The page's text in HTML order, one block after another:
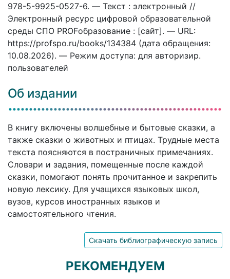
978-5-9925-0527-6. — Текст : электронный //
Электронный ресурс цифровой образовательной
среды СПО PROFобразование : [сайт]. — URL:
https://profspo.ru/books/134384 (дата обращения:
10.08.2026). — Режим доступа: для авторизир.
пользователей
Об издании
В книгу включены волшебные и бытовые сказки, а
также сказки о животных и птицах. Трудные места
текста поясняются в постраничных примечаниях.
Словари и задания, помещенные после каждой
сказки, помогают понять прочитанное и закрепить
новую лексику. Для учащихся языковых школ,
вузов, курсов иностранных языков и
самостоятельного чтения.
Скачать библиографическую запись
РЕКОМЕНДУЕМ